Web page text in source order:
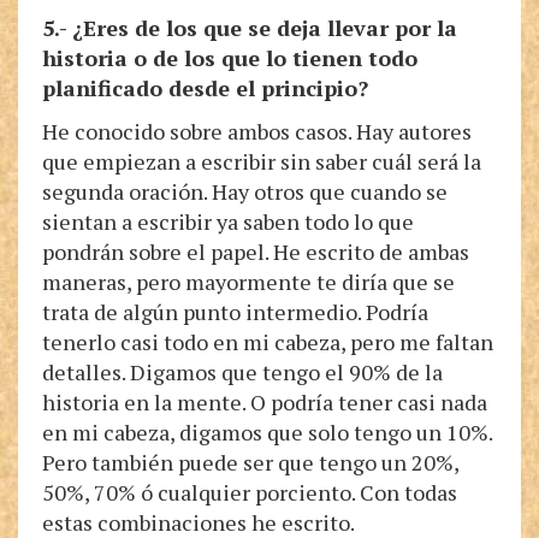
5.- ¿Eres de los que se deja llevar por la
historia o de los que lo tienen todo
planificado desde el principio?
He conocido sobre ambos casos. Hay autores
que empiezan a escribir sin saber cuál será la
segunda oración. Hay otros que cuando se
sientan a escribir ya saben todo lo que
pondrán sobre el papel. He escrito de ambas
maneras, pero mayormente te diría que se
trata de algún punto intermedio. Podría
tenerlo casi todo en mi cabeza, pero me faltan
detalles. Digamos que tengo el 90% de la
historia en la mente. O podría tener casi nada
en mi cabeza, digamos que solo tengo un 10%.
Pero también puede ser que tengo un 20%,
50%, 70% ó cualquier porciento. Con todas
estas combinaciones he escrito.